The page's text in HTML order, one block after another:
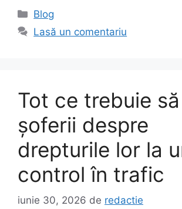
Categorii
Blog
Lasă un comentariu
Tot ce trebuie
șoferii despre
drepturile lor la
control în trafic
iunie 30, 2026 de redactie